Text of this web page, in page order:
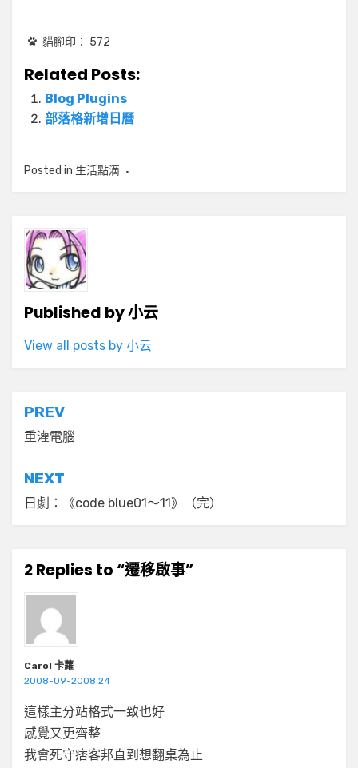
貓腳印： 572
Related Posts:
Blog Plugins
部落格新增日曆
Posted in 生活點滴
Published by小云
View all posts by 小云
文
章
導
覽
PREV
重灌電腦
NEXT
日劇：《code blue01～11》（完）
2 Replies to “遷移啟事”
Carol 卡蘿
2008-09-2008:24
這樣主分站格式一致也好
感覺又更齊整
我會死守痞客邦直到想翻桌為止